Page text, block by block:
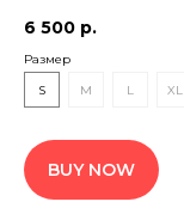
6 500 р.
Размер
S
M L XL
BUY NOW